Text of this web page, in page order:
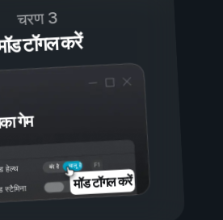
चरण 3
टॉगल करें
गेम
चालू है
बंद है
हेल्थ
स्टैमिना मॉड टॉगल करें